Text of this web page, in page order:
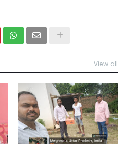
View all